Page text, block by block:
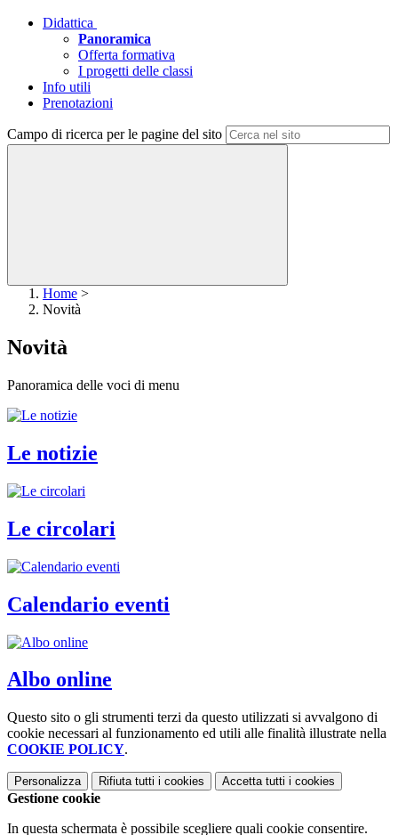
Didattica
Panoramica
Offerta formativa
I progetti delle classi
Info utili
Prenotazioni
Campo di ricerca per le pagine del sito
Home >
Novità
Novità
Panoramica delle voci di menu
Le notizie
Le circolari
Calendario eventi
Albo online
Questo sito o gli strumenti terzi da questo utilizzati si avvalgono di
cookie necessari al funzionamento ed utili alle finalità illustrate nella
COOKIE POLICY.
Personalizza Rifiuta tutti i cookies Accetta tutti i cookies
Gestione cookie
In questa schermata è possibile scegliere quali cookie consentire.